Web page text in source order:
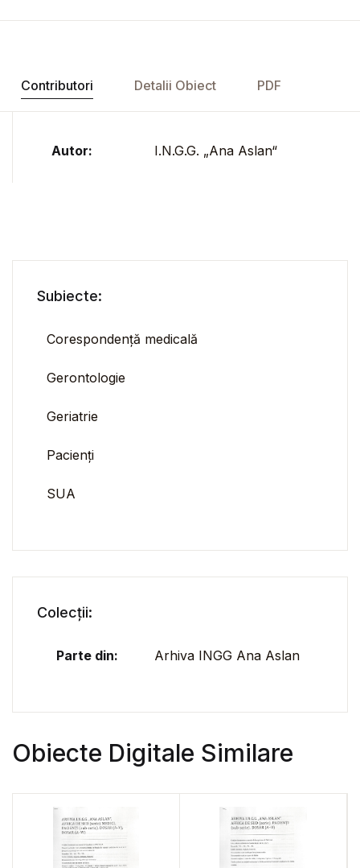
Contributori Detalii Obiect PDF
Autor: I.N.G.G. „Ana Aslan“
Subiecte:
Corespondență medicală
Gerontologie
Geriatrie
Pacienți
SUA
Colecții:
Parte din: Arhiva INGG Ana Aslan
Obiecte Digitale Similare